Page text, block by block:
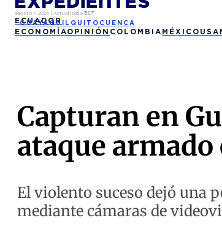
agosto 7, 2026 | Actualizado ECT
ECUADOR
GUAYAQUIL QUITO CUENCA
ECONOMÍAOPINIÓN COLOMBIA MÉXICO USA
Capturan en
ataque armado
El violento suceso dejó una
mediante cámaras de